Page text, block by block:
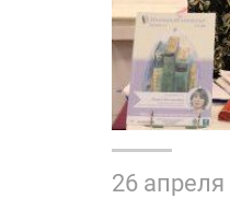
26 апреля